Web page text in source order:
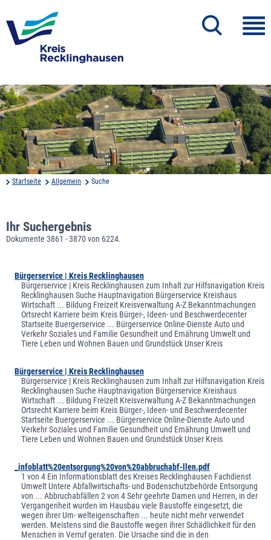
Startseite Allgemein Suche
Ihr Suchergebnis
Dokumente 3861 - 3870 von 6224.
Bürgerservice | Kreis Recklinghausen
Bürgerservice | Kreis Recklinghausen zum Inhalt zur Hilfsnavigation Kreis
Recklinghausen Suche Hauptnavigation Bürgerservice Kreishaus
Wirtschaft ... Bildung Freizeit Kreisverwaltung A-Z Bekanntmachungen
Ortsrecht Karriere beim Kreis Bürger-, Ideen- und Beschwerdecenter
Startseite Buergerservice ... Bürgerservice Online-Dienste Auto und
Verkehr Soziales und Familie Gesundheit und Ernährung Umwelt und
Tiere Leben und Wohnen Bauen und Grundstück Unser Kreis
Bürgerservice | Kreis Recklinghausen
Bürgerservice | Kreis Recklinghausen zum Inhalt zur Hilfsnavigation Kreis
Recklinghausen Suche Hauptnavigation Bürgerservice Kreishaus
Wirtschaft ... Bildung Freizeit Kreisverwaltung A-Z Bekanntmachungen
Ortsrecht Karriere beim Kreis Bürger-, Ideen- und Beschwerdecenter
Startseite Buergerservice ... Bürgerservice Online-Dienste Auto und
Verkehr Soziales und Familie Gesundheit und Ernährung Umwelt und
Tiere Leben und Wohnen Bauen und Grundstück Unser Kreis
_infoblatt%20entsorgung%20von%20abbruchabf-llen.pdf
1 von 4 Ein Informationsblatt des Kreises Recklinghausen Fachdienst
Umwelt Untere Abfallwirtschafts- und Bodenschutzbehörde Entsorgung
von ... Abbruchabfällen 2 von 4 Sehr geehrte Damen und Herren, in der
Vergangenheit wurden im Hausbau viele Baustoffe eingesetzt, die
wegen ihrer Um- welteigenschaften ... heute nicht mehr verwendet
werden. Meistens sind die Baustoffe wegen ihrer Schädlichkeit für den
Menschen in Verruf geraten. Die Ursache sind die in den